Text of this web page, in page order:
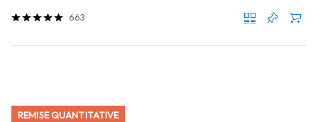
663
REMISE QUANTITATIVE